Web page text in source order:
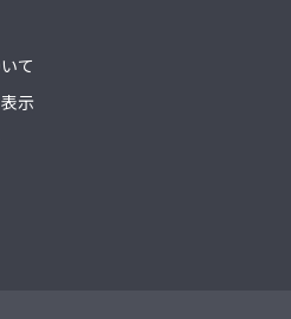
て
示